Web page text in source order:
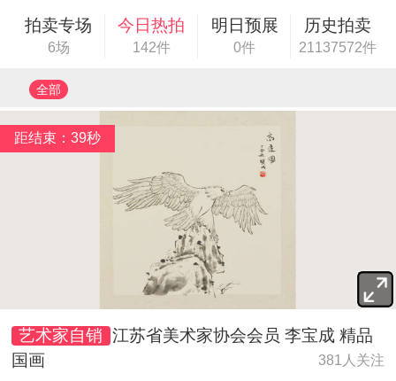
拍卖专场
6场
今日热拍
142件
明日预展
0件
历史拍卖
21137572件
全部
艺术家自销 江苏省美术家协会会员 李宝成 精品
国画
381人关注
距结束：37秒